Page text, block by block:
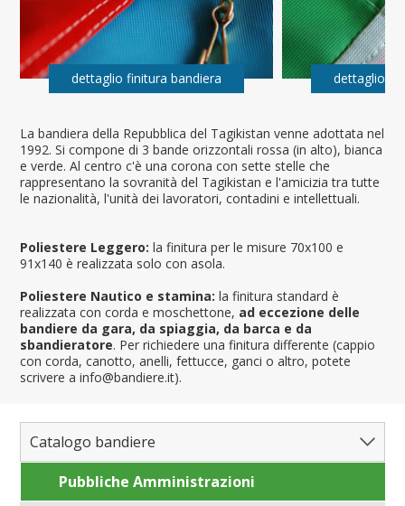
La bandiera della Repubblica del Tagikistan venne adottata nel
1992. Si compone di 3 bande orizzontali rossa (in alto), bianca
e verde. Al centro c'è una corona con sette stelle che
rappresentano la sovranità del Tagikistan e l'amicizia tra tutte
le nazionalità, l'unità dei lavoratori, contadini e intellettuali.
Poliestere Leggero: la finitura per le misure 70x100 e
91x140 è realizzata solo con asola.
Poliestere Nautico e stamina: la finitura standard è
realizzata con corda e moschettone, ad eccezione delle
bandiere da gara, da spiaggia, da barca e da
sbandieratore. Per richiedere una finitura differente (cappio
con corda, canotto, anelli, fettucce, ganci o altro, potete
scrivere a info@bandiere.it).
dettaglio finitura bandiera dettaglio
Catalogo bandiere
Bandiere del Mondo
Pubbliche Amministrazioni